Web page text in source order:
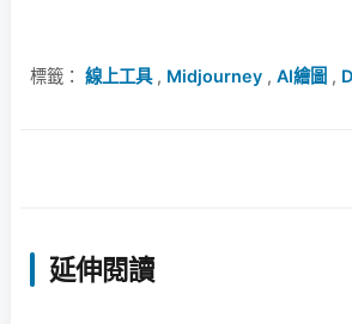
標籤： 線上工具, Midjourney , AI繪圖 ,
延伸閱讀